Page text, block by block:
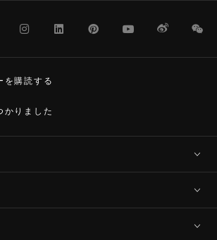
InstagramLinkedInPinterestYoutubeWeibo
かりました
を購読する